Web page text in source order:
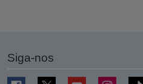
Siga-nos